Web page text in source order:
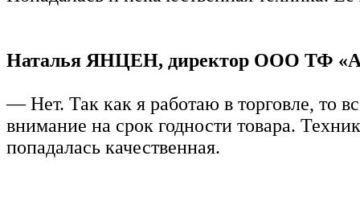
Наталья ЯНЦЕН, директор ООО ТФ
— Нет. Так как я работаю в торговле, то
внимание на срок годности товара.
попадалась качественная.